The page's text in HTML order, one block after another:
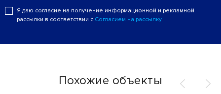
Я даю согласие на получение информационной и рекламной
рассылки в соответствии с Согласием на рассылку
Похожие объекты